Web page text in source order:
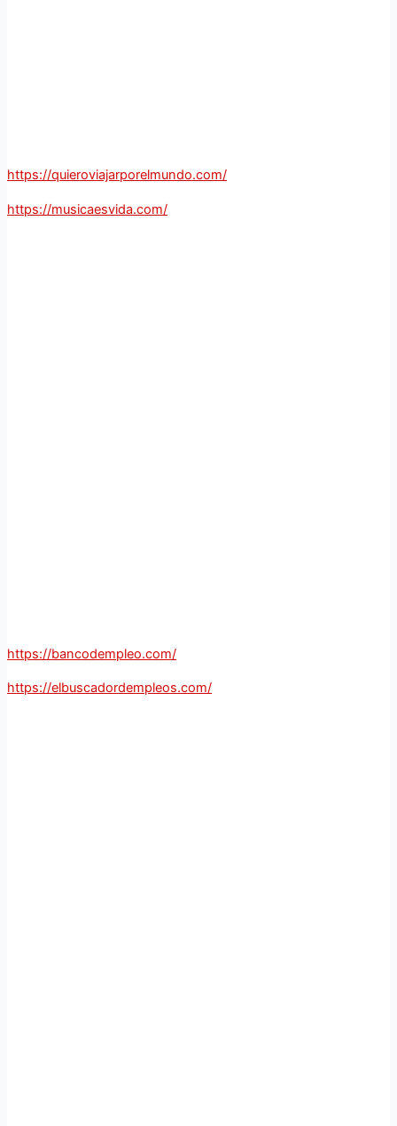
https://quieroviajarporelmundo.com/
https://musicaesvida.com/
https://bancodempleo.com/
https://elbuscadordempleos.com/